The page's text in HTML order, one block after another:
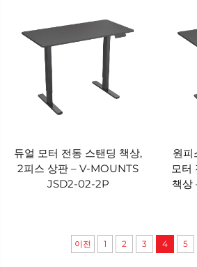
듀얼 모터 전동 스탠딩 책상,
2피스 상판 – V-MOUNTS
JSD2-02-2P
원피
모터
책상
이전 1 2 3 4 5